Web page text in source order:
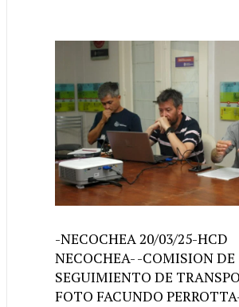
-NECOCHEA 20/03/25-HCD
NECOCHEA- -COMISION DE
SEGUIMIENTO DE
FOTO FACUNDO